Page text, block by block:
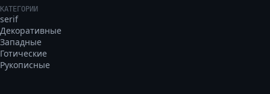
КАТЕГОРИИ
serif
Декоративные
Западные
Готические
Рукописные